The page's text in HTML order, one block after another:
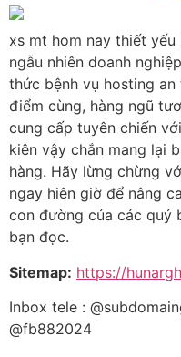
xs mt hom nay thiết
ngẫu nhiên doanh
thức bệnh vụ hosting
điểm cùng, hàng ngũ
cung cấp tuyên chiến
kiên vậy chắn mang lại
hàng. Hãy lừng chừng
ngay hiên giờ để nâng
con đường của các quý
bạn đọc.
Sitemap: https://
Inbox tele :
@fb882024